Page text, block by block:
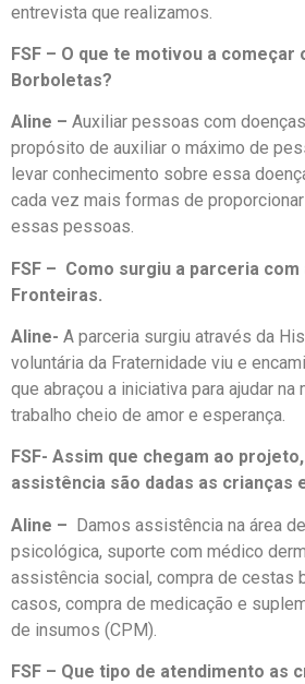
entrevista que realizamos.
FSF – O que te motivou a
Borboletas?
Aline – Auxiliar pessoas com
propósito de auxiliar o máximo de
levar conhecimento sobre essa
cada vez mais formas de
essas pessoas.
FSF – Como surgiu a parceria
Fronteiras.
Aline- A parceria surgiu através da
voluntária da Fraternidade viu e
que abraçou a iniciativa para ajudar na
trabalho cheio de amor e esperança.
FSF- Assim que chegam ao
assistência são dadas as crianças
Aline – Damos assistência na área
psicológica, suporte com médico
assistência social, compra de cestas
casos, compra de medicação e
de insumos (CPM).
FSF – Que tipo de atendimento as